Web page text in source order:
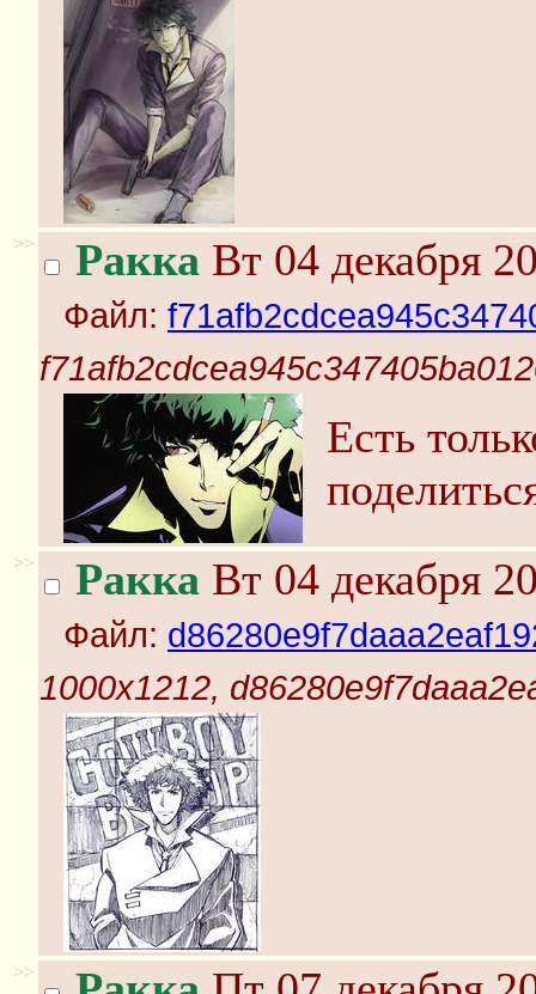
>> Ракка Вт 04 декабря
Файл:
Есть
>> Ракка Вт 04 декабря
Файл:
1000x1212,
>>